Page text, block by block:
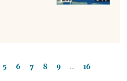
5 6 7 8 9 16